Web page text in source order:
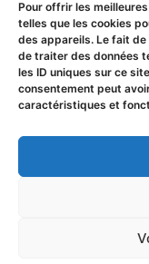
Pour offrir les
telles que les cookies
des appareils. Le fait
de traiter des données
les ID uniques sur ce
consentement peut
caractéristiques et
“Ensemble
© 2026